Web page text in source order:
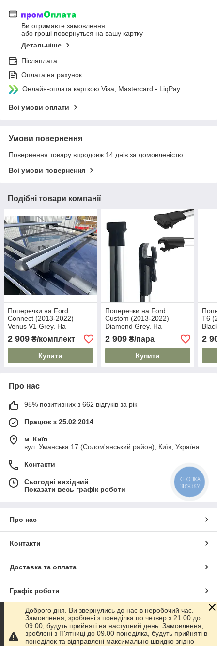
Ви отримаєте замовлення
або гроші повернуться на вашу картку
Детальніше
Післяплата
Оплата на рахунок
Онлайн-оплата карткою Visa, Mastercard - LiqPay
Всі умови оплати
Умови повернення
Повернення товару впродовж 14 днів за домовленістю
Всі умови повернення
Подібні товари компанії
Поперечки на Ford
Connect (2013-2022)
Venus V1 Grey. На
стандартні рейлінги. Без
замка. Сірі
2 909 ₴/комплект
Купити
Поперечки на Ford
Custom (2013-2022)
Diamond Grey. На
стандартні рейлінги. Сірі
2 909₴/пара
Купити
T6
2
Про нас
95% позитивних з 662 відгуків за рік
Працює з 25.02.2014
м. Київ
вул. Уманська 17 (Солом'янський район), Київ, Україна
Контакти
Сьогодні вихідний
Показати весь графік роботи
Про нас
Контакти
Доставка та оплата
Графік роботи
Повна версія сайту
Сайт створено на маркетплейсіProm.ua
Доброго дня. Ви звернулись до нас в неробочий час.
Замовлення, зроблені з понеділка по четвер з 21.00 до
09.00, будуть прийняті на наступний день. Замовлення,
зроблені з П'ятниці до 09.00 понеділка, будуть прийняті в
понеділок та відправлені максимально швидко згідно
КНОПКА
ЗВ'ЯЗКУ